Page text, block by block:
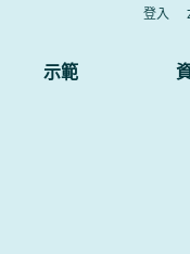
登入
示範